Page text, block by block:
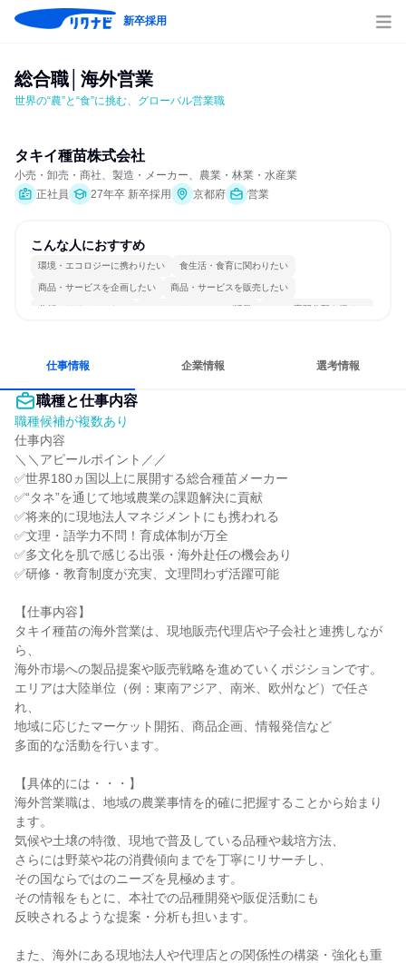
新卒採用
総合職│海外営業
世界の“農”と“食”に挑む、グローバル営業職
タキイ種苗株式会社
小売・卸売・商社、製造・メーカー、農業・林業・水産業
正社員
27年卒 新卒採用 京都府 営業
こんな人におすすめ
環境・エコロジーに携わりたい 食生活・食育に関わりたい
商品・サービスを企画したい 商品・サービスを販売したい
分析・リサーチしたい コミュニケーションが活発 一つの専門分野を極める
仕事情報 企業情報 選考情報
職種と仕事内容
職種候補が複数あり
仕事内容
＼＼アピールポイント／／
✅世界180ヵ国以上に展開する総合種苗メーカー
✅“タネ”を通じて地域農業の課題解決に貢献
✅将来的に現地法人マネジメントにも携われる
✅文理・語学力不問！育成体制が万全
✅多文化を肌で感じる出張・海外赴任の機会あり
✅研修・教育制度が充実、文理問わず活躍可能
【仕事内容】
タキイ種苗の海外営業は、現地販売代理店や子会社と連携しなが
ら、
海外市場への製品提案や販売戦略を進めていくポジションです。
エリアは大陸単位（例：東南アジア、南米、欧州など）で任さ
れ、
地域に応じたマーケット開拓、商品企画、情報発信など
多面的な活動を行います。
【具体的には・・・】
海外営業職は、地域の農業事情を的確に把握することから始まり
ます。
気候や土壌の特徴、現地で普及している品種や栽培方法、
さらには野菜や花の消費傾向までを丁寧にリサーチし、
その国ならではのニーズを見極めます。
その情報をもとに、本社での品種開発や販促活動にも
反映されるような提案・分析も担います。
また、海外にある現地法人や代理店との関係性の構築・強化も重